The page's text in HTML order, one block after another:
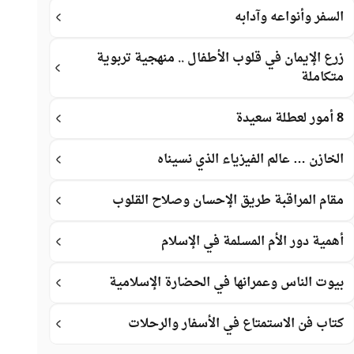
السفر وأنواعه وآدابه
زرع الإيمان في قلوب الأطفال .. منهجية تربوية
متكاملة
8 أمور لعطلة سعيدة
الخازن … عالم الفيزياء الذي نسيناه
مقام المراقبة طريق الإحسان وصلاح القلوب
أهمية دور الأم المسلمة في الإسلام
بيوت الناس وعمرانها في الحضارة الإسلامية
كتاب فن الاستمتاع في الأسفار والرحلات